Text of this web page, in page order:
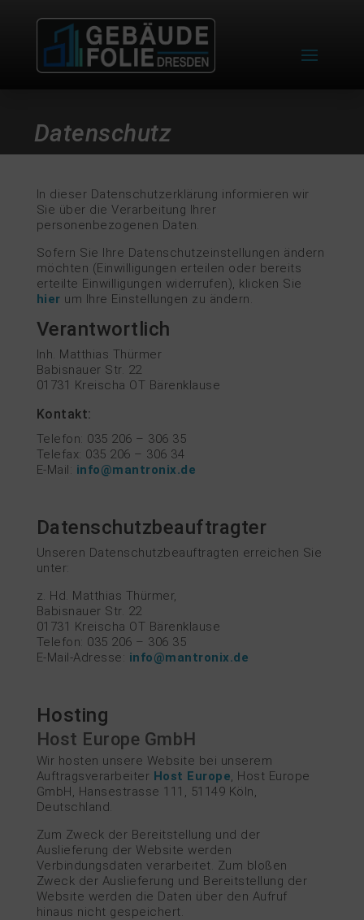
Datenschutz
In dieser Datenschutzerklärung informieren wir
Sie über die Verarbeitung Ihrer
personenbezogenen Daten.
Sofern Sie Ihre Datenschutzeinstellungen ändern
möchten (Einwilligungen erteilen oder bereits
erteilte Einwilligungen widerrufen), klicken Sie
hier um Ihre Einstellungen zu ändern.
Verantwortlich
Inh. Matthias Thürmer
Babisnauer Str. 22
01731 Kreischa OT Bärenklause
Kontakt:
Telefon: 035 206 – 306 35
Telefax: 035 206 – 306 34
E-Mail: info@mantronix.de
Datenschutzbeauftragter
Unseren Datenschutzbeauftragten erreichen Sie
unter:
z. Hd. Matthias Thürmer,
Babisnauer Str. 22
01731 Kreischa OT Bärenklause
Telefon: 035 206 – 306 35
E-Mail-Adresse: info@mantronix.de
Hosting
Host Europe GmbH
Wir hosten unsere Website bei unserem
Auftragsverarbeiter Host Europe, Host Europe
GmbH, Hansestrasse 111, 51149 Köln,
Deutschland.
Zum Zweck der Bereitstellung und der
Auslieferung der Website werden
Verbindungsdaten verarbeitet. Zum bloßen
Zweck der Auslieferung und Bereitstellung der
Website werden die Daten über den Aufruf
hinaus nicht gespeichert.